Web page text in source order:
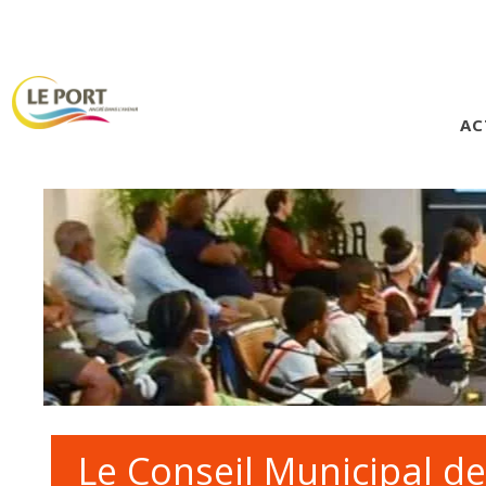
Le Conseil Municipal